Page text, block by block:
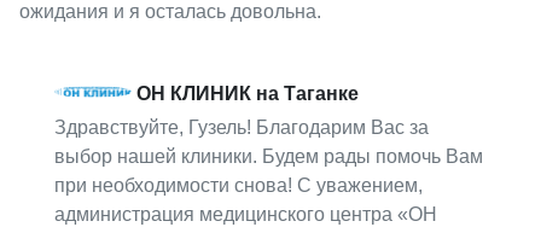
ожидания и я осталась довольна.
ОН КЛИНИК на Таганке
Здравствуйте, Гузель! Благодарим Вас за
выбор нашей клиники. Будем рады помочь Вам
при необходимости снова! С уважением,
администрация медицинского центра «ОН